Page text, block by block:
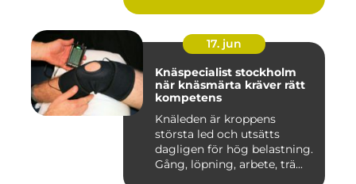
17. jun
Knäspecialist stockholm
när knäsmärta kräver rätt
kompetens
Knäleden är kroppens
största led och utsätts
dagligen för hög belastning.
Gång, löpning, arbete, trä...